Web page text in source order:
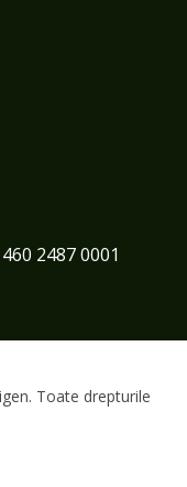
2487 0001
Toate drepturile